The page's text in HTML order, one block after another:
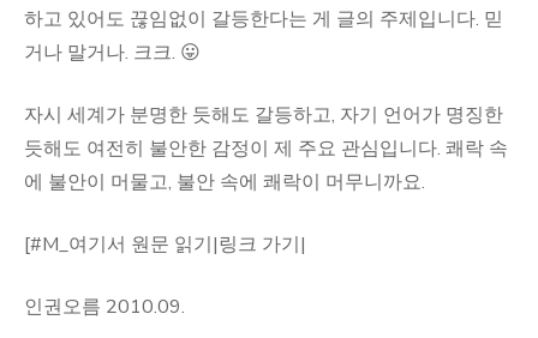
하고 있어도 끊임없이 갈등한다는 게 글의 주제입니다. 믿
거나 말거나. 크크. 😛
자시 세계가 분명한 듯해도 갈등하고, 자기 언어가 명징한
듯해도 여전히 불안한 감정이 제 주요 관심입니다. 쾌락 속
에 불안이 머물고, 불안 속에 쾌락이 머무니까요.
[#M_여기서 원문 읽기|링크 가기|
인권오름 2010.09.